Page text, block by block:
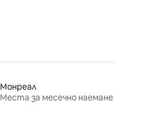
Монреал
Места за месечно наемане